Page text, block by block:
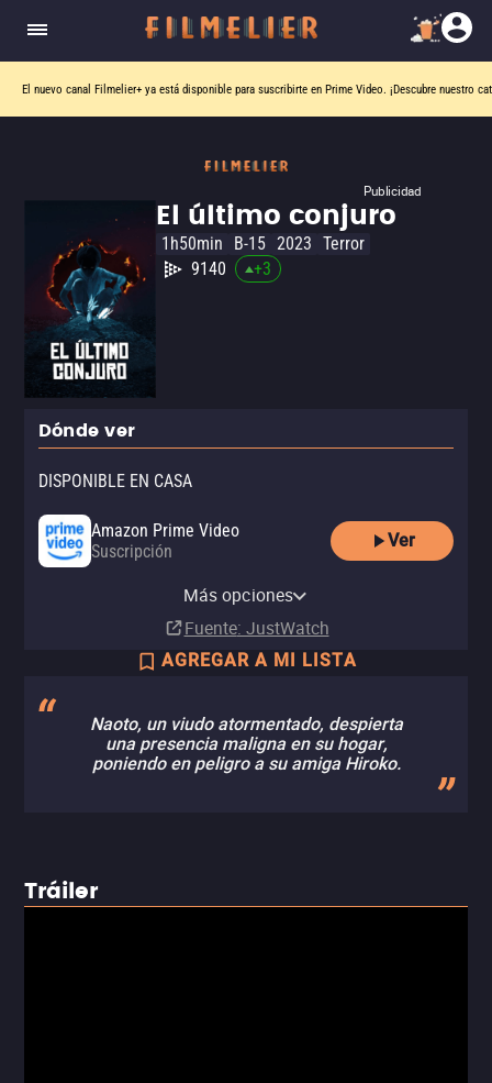
El nuevo canal Filmelier+ ya está disponible para suscribirte en Prime Video. ¡Descubre nuestro
Publicidad
El último conjuro
1h50min B-15 2023 Terror
9140
+3
Dónde ver
DISPONIBLE EN CASA
Amazon Prime Video
Suscripción
Ver
Amazon Video
Apple TV Store
Más opciones
Fuente: JustWatch
AGREGAR A MI LISTA
Naoto, un viudo atormentado, despierta
una presencia maligna en su hogar,
poniendo en peligro a su amiga Hiroko.
Tráiler